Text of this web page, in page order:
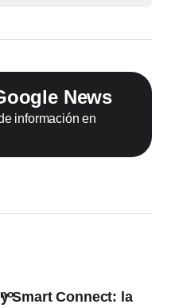
News
información en
Smart Connect: la